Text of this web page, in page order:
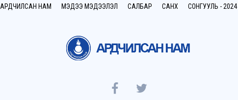
АРДЧИЛСАН НАМ МЭДЭЭ МЭДЭЭЛЭЛ САЛБАР САНХҮҮ СОНГУУЛЬ - 2024